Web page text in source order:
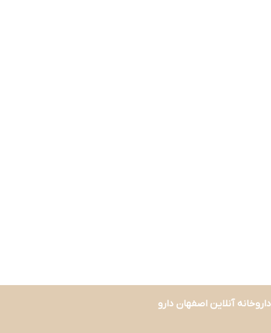
داروخانه آنلاین اصفهان دارو